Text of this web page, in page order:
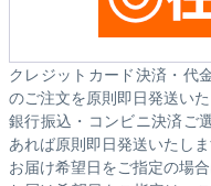
クレジットカード決済・代
のご注文を原則即日発送いた
銀行振込・コンビニ決済ご
あれば原則即日発送いたしま
お届け希望日をご指定の場